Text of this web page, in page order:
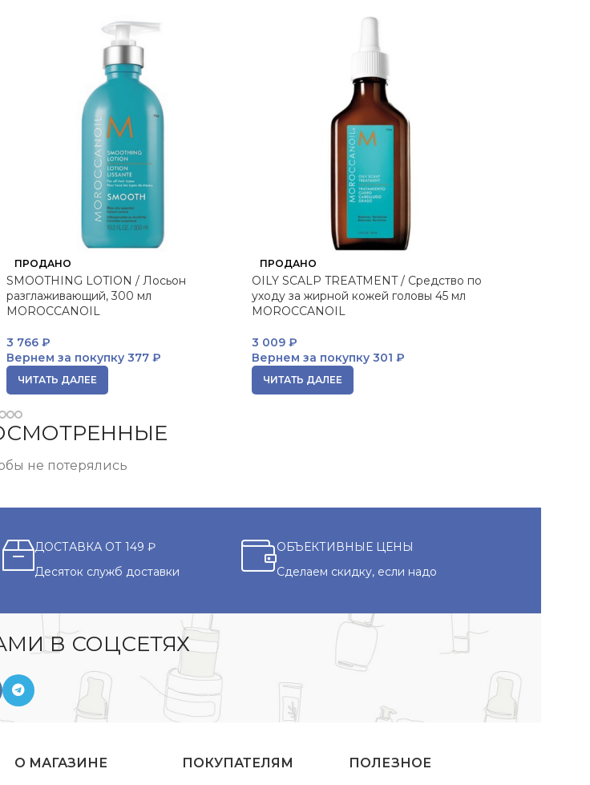
ПРОДАНО
SMOOTHING LOTION / Лосьон
разглаживающий, 300 мл
MOROCCANOIL
3 766 ₽
Вернем за покупку 377 ₽
ЧИТАТЬ ДАЛЕЕ
ПРОДАНО
OILY SCALP TREATMENT / Средство по
уходу за жирной кожей головы 45 мл
MOROCCANOIL
3 009 ₽
Вернем за покупку301 ₽
ЧИТАТЬ ДАЛЕЕ
не потерялись
ДОСТАВКА ОТ 149 ₽
Десяток служб доставки
ОБЪЕКТИВНЫЕ ЦЕНЫ
Сделаем скидку, если надо
В СОЦСЕТЯХ
О МАГАЗИНЕ ПОКУПАТЕЛЯМ ПОЛЕЗНОЕ